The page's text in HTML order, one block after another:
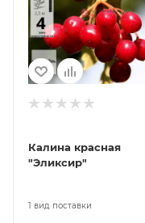
Калина красная
"Эликсир"
1 вид поставки